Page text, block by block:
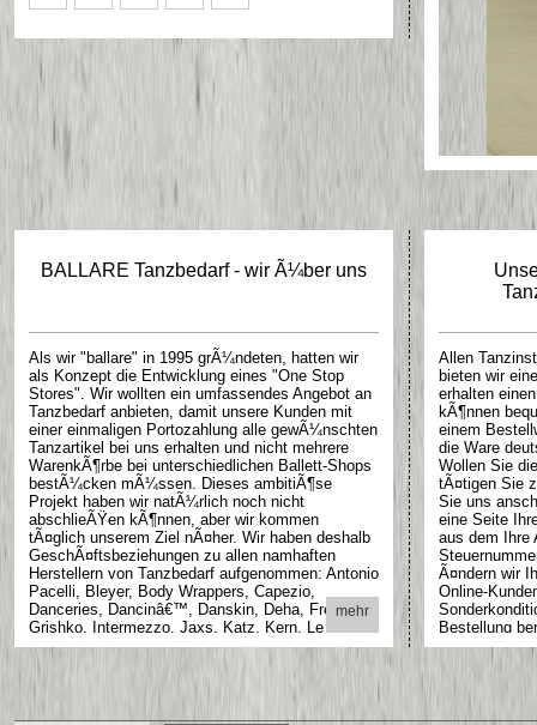
BALLARE Tanzbedarf - wir Ã¼ber uns
Als wir "ballare" in 1995 grÃ¼ndeten, hatten wir
als Konzept die Entwicklung eines "One Stop
Stores". Wir wollten ein umfassendes Angebot an
Tanzbedarf anbieten, damit unsere Kunden mit
einer einmaligen Portozahlung alle gewÃ¼nschten
Tanzartikel bei uns erhalten und nicht mehrere
WarenkÃ¶rbe bei unterschiedlichen Ballett-Shops
bestÃ¼cken mÃ¼ssen. Dieses ambitiÃ¶se
Projekt haben wir natÃ¼rlich noch nicht
abschlieÃŸen kÃ¶nnen, aber wir kommen
tÃ¤glich unserem Ziel nÃ¤her. Wir haben deshalb
GeschÃ¤ftsbeziehungen zu allen namhaften
Herstellern von Tanzbedarf aufgenommen: Antonio
Pacelli, Bleyer, Body Wrappers, Capezio,
Danceries, Dancinâ€™, Danskin, Deha, Freed,
Grishko, Intermezzo, Jaxs, Katz, Kern, Le
Papillon, Merlet, Roch Valley, Rumpf, So Danca,
Temps Danse, Vicard und Wear Moi. Auch
kleinere und weniger bekannte Anbieter von
Claire oder Dansco, haben einen geschÃ¤tzten
mehr
Allen
bieten wir
erhalten
kÃ¶nnen
einem
die Ware
Wollen Sie
tÃ¤tigen Sie
Sie uns
eine Seite
aus dem Ihre
Ã¤ndern wir
Online-
Bestellung
Warenkorb